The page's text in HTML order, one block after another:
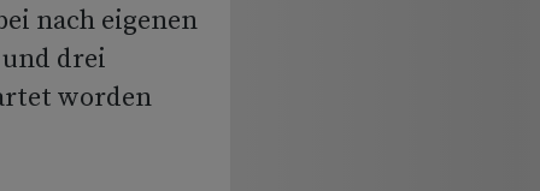
nach eigenen
drei
worden